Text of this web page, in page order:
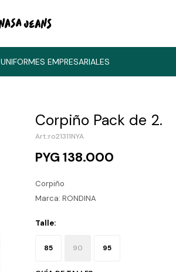
UNIFORMES EMPRESARIALES
Corpiño Pack de 2.
ro21311NYA
PYG 138.000
Corpiño
Marca: RONDINA
Talle:
85 90 95